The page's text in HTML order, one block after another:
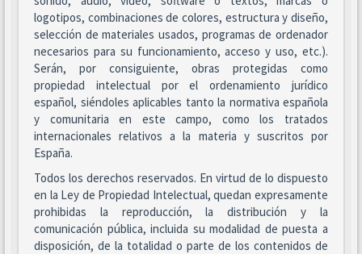
logotipos, combinaciones de colores, estructura y diseño,
selección de materiales usados, programas de ordenador
necesarios para su funcionamiento, acceso y uso, etc.).
Serán, por consiguiente, obras protegidas como
propiedad intelectual por el ordenamiento jurídico
español, siéndoles aplicables tanto la normativa española
y comunitaria en este campo, como los tratados
internacionales relativos a la materia y suscritos por
España.
Todos los derechos reservados. En virtud de lo dispuesto
en la Ley de Propiedad Intelectual, quedan expresamente
prohibidas la reproducción, la distribución y la
comunicación pública, incluida su modalidad de puesta a
disposición, de la totalidad o parte de los contenidos de